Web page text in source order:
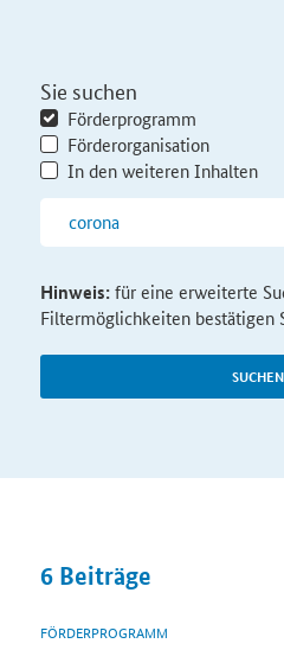
Sie suchen
Förderprogramm
Förderorganisation
In den weiteren Inhalten
SUCHEN
Hinweis:für eine erweiterte
Filtermöglichkeiten bestätigen
6 Beiträge
FÖRDERPROGRAMM